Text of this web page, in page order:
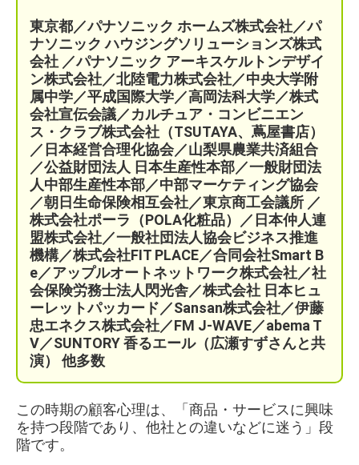
東京都／パナソニック ホームズ株式会社／パ
ナソニック ハウジングソリューションズ株式
会社 ／パナソニック アーキスケルトンデザイ
ン株式会社／北陸電力株式会社／中央大学附
属中学／平成国際大学／高岡法科大学／株式
会社宣伝会議／カルチュア・コンビニエン
ス・クラブ株式会社（TSUTAYA、蔦屋書店）
／ 日本経営合理化協会／山梨県農業共済組合
／公益財団法人 日本生産性本部／一般財団法
人中部生産性本部／中部マーケティング協会
／朝日生命保険相互会社／東京商工会議所 ／
株式会社ポーラ（POLA化粧品）
／日本仲人連
盟株式会社／一般社団法人協会ビジネス推進
機構／株式会社FIT PLACE／合同会社Smart B
e／アップルオートネットワーク株式会社／社
会保険労務士法人閃光舎／株式会社 日本ヒュ
ーレットパッカード／Sansan株式会社／伊藤
忠エネクス株式会社／FM J-WAVE／abema T
V／SUNTORY 香るエール（広瀬すずさんと共
演） 他多数
この時期の顧客心理は、「商品・サービスに興味
を持つ段階であり、他社との違いなどに迷う」段
階です。